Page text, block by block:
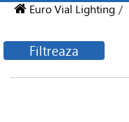
Euro Vial Lighting /
Filtreaza